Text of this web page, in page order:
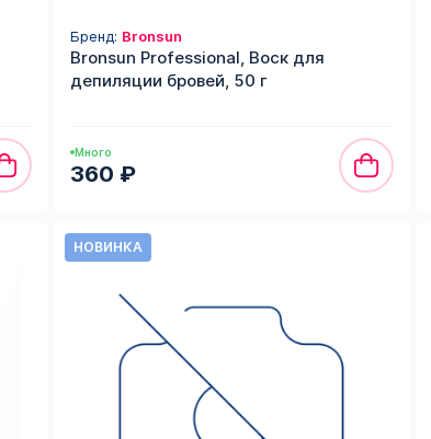
Бренд: Bronsun
Bronsun Professional, Воск для
депиляции бровей, 50 г
Много
360 ₽
НОВИНКА